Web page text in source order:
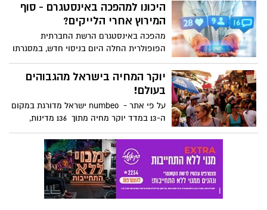
היכונו למהפכה באינסטגרם - סוף
המירוץ אחרי הלייקים?
מהפכה באינסטגרם הרשת החברתית
הפופולרית החלה היום בניסוי חדש, במסגרתו
תחביא את הצגת מספר הלייקים בתמונות
המוצגות באפליקציה. המשתמשים עדיין יוכלו
לראות את מספר האנשים שעשו לייק
בתמונות של אחרים כך שגם לא יהיה ניתן
לדעת כמה קיבלנו לייקים על התמונה שלנו.
האם מדובר במהפכה פסיכולוגית של ממש
שתוריד לחץ משמעותי מהגולשים ואת
הפרובוקציות?
יוקר המחיה בישראל מהגבוהים
בעולם!
על פי אתר - numbeo ישראל מדורגת במקום
ה-13 במדד יוקר מחיה מתוך 136 מדינות,
יקרה יותר מהונג קונג (מקום 14) וצרפת